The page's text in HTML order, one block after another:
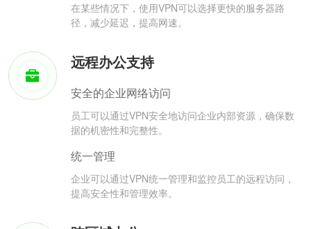
在某些情况下，使用VPN可以选择更快的服务器路
径，减少延迟，提高网速。
远程办公支持
安全的企业网络访问
员工可以通过VPN安全地访问企业内部资源，确保数
据的机密性和完整性。
统一管理
企业可以通过VPN统一管理和监控员工的远程访问，
提高安全性和管理效率。